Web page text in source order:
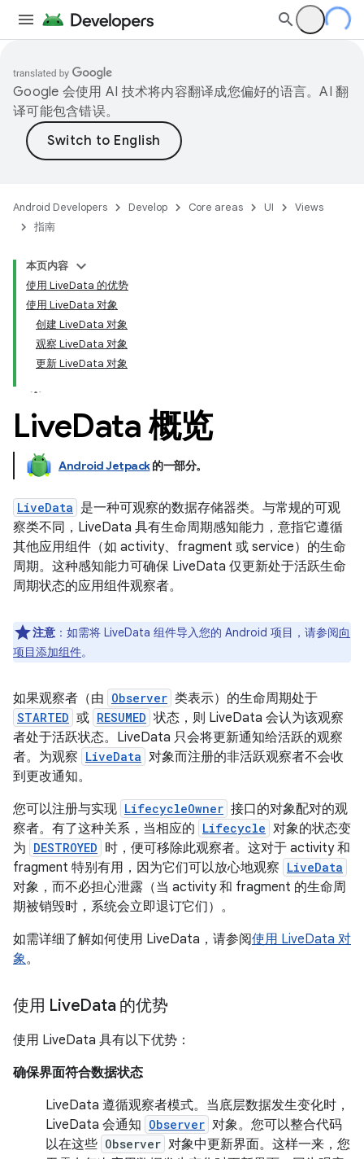
Google 会使用 AI 技术将内容翻译成您偏好的语言。AI 翻
译可能包含错误。
Android Developers Develop Core areas UI
Views
指南
本页内容
使用 LiveData 的优势
使用 LiveData 对象
创建 LiveData 对象
观察 LiveData 对象
更新 LiveData 对象
LiveData 概览
Android Jetpack的一部分。
LiveData 是一种可观察的数据存储器类。与常规的可观
察类不同，LiveData 具有生命周期感知能力，意指它遵循
其他应用组件（如 activity、fragment 或 service）的生命
周期。这种感知能力可确保 LiveData 仅更新处于活跃生命
周期状态的应用组件观察者。
注意 ：如需将 LiveData 组件导入您的 Android 项目，请参阅向
项目添加组件。
如果观察者（由 Observer 类表示）的生命周期处于
STARTED 或 RESUMED 状态，则 LiveData 会认为该观察
者处于活跃状态。LiveData 只会将更新通知给活跃的观察
者。为观察 LiveData 对象而注册的非活跃观察者不会收
到更改通知。
您可以注册与实现 LifecycleOwner 接口的对象配对的观
察者。有了这种关系，当相应的 Lifecycle 对象的状态变
为 DESTROYED 时，便可移除此观察者。这对于 activity 和
fragment 特别有用，因为它们可以放心地观察 LiveData
对象，而不必担心泄露（当 activity 和 fragment 的生命周
期被销毁时，系统会立即退订它们）。
如需详细了解如何使用 LiveData，请参阅使用 LiveData 对
象。
使用 LiveData 的优势
使用 LiveData 具有以下优势：
确保界面符合数据状态
LiveData 遵循观察者模式。当底层数据发生变化时，
LiveData 会通知 Observer 对象。您可以整合代码
以在这些 Observer 对象中更新界面。这样一来，您